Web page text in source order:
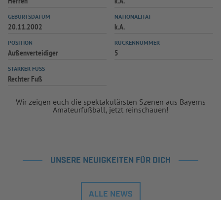
SPIELPLUS
GEBURTSDATUM
20.11.2002
NATIONALITÄT
k.A.
POSITION
Außenverteidiger
RÜCKENNUMMER
5
STARKER FUSS
Rechter Fuß
Wir zeigen euch die spektakulärsten Szenen aus Bayerns
Amateurfußball, jetzt reinschauen!
UNSERE NEUIGKEITEN FÜR DICH
ALLE NEWS